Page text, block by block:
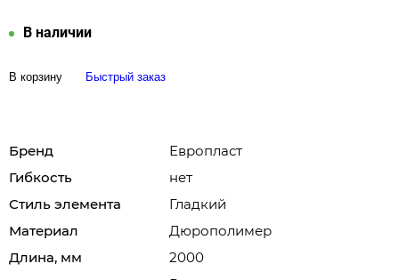
В наличии
В корзину Быстрый заказ
Бренд
Европласт
Гибкость
нет
Стиль элемента
Гладкий
Материал
Дюрополимер
Длина, мм
2000